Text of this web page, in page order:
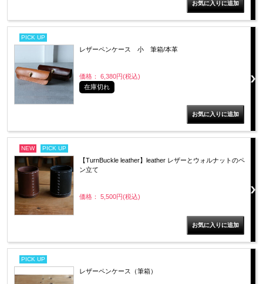
PICK UP
レザーペンケース 小 筆箱/本革
価格： 6,380円(税込)
在庫切れ
NEW PICK UP
【TurnBuckle leather】leather レザーとウォルナットのペ
ン立て
価格： 5,500円(税込)
PICK UP
レザーペンケース（筆箱）